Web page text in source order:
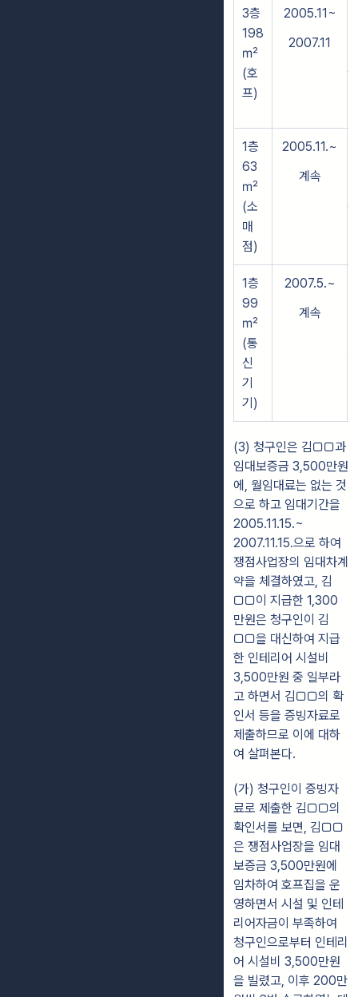
3층
198
㎡
(호
프)
2005.11~
2007.11
1층
63
㎡
(소
매
점)
2005.11.~
계속
1층
99
㎡
(통
신
기
기)
2007.5.~
계속
(3) 청구인은 김□□과
임대보증금 3,500만원
에, 월임대료는 없는 것
으로 하고 임대기간을
2005.11.15.~
2007.11.15.으로 하여
쟁점사업장의 임대차계
약을 체결하였고, 김
□□이 지급한 1,300
만원은 청구인이 김
□□을 대신하여 지급
한 인테리어 시설비
3,500만원 중 일부라
고 하면서 김□□의 확
인서 등을 증빙자료로
제출하므로 이에 대하
여 살펴본다.
(가) 청구인이 증빙자
료로 제출한 김□□의
확인서를 보면, 김□□
은 쟁점사업장을 임대
보증금 3,500만원에
임차하여 호프집을 운
영하면서 시설 및 인테
리어자금이 부족하여
청구인으로부터 인테리
어 시설비 3,500만원
을 빌렸고, 이후 200만